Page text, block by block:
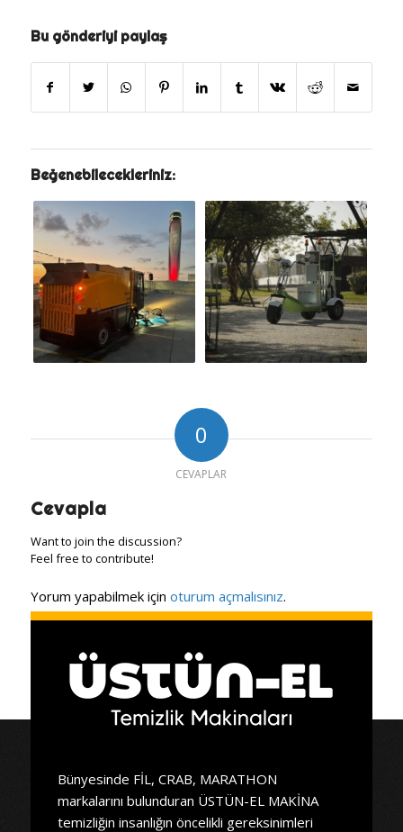
Bu gönderiyi paylaş
Beğenebilecekleriniz:
0
CEVAPLAR
Cevapla
Want to join the discussion?
Feel free to contribute!
Yorum yapabilmek için oturum açmalısınız.
Bünyesinde FİL, CRAB, MARATHON
markalarını bulunduran ÜSTÜN-EL MAKİNA
temizliğin insanlığın öncelikli gereksinimleri